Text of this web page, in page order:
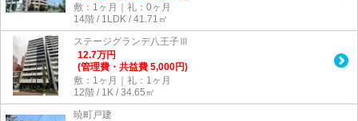
敷：1ヶ月｜礼：0ヶ月
14階 / 1LDK / 41.71㎡
ステージグランデ八王子Ⅲ
12.7万円
(管理費・共益費 5,000円)
敷：1ヶ月｜礼：1ヶ月
12階 / 1K / 34.65㎡
暁町戸建